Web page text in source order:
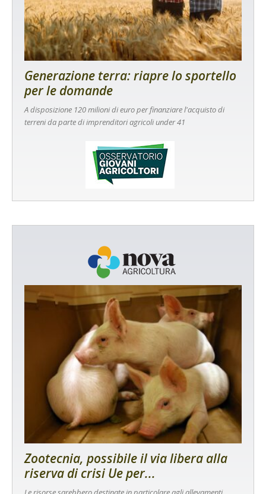
Generazione terra: riapre lo sportello
per le domande
A disposizione 120 milioni di euro per finanziare l'acquisto di
terreni da parte di imprenditori agricoli under 41
Zootecnia, possibile il via libera alla
riserva di crisi Ue per...